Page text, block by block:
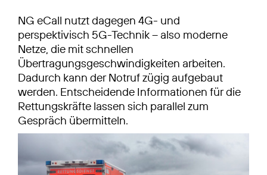
NG eCall nutzt dagegen 4G- und
perspektivisch 5G-Technik – also moderne
Netze, die mit schnellen
Übertragungsgeschwindigkeiten arbeiten.
Dadurch kann der Notruf zügig aufgebaut
werden. Entscheidende Informationen für die
Rettungskräfte lassen sich parallel zum
Gespräch übermitteln.